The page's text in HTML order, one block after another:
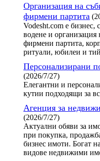
Организация на
фирмени партита
Vodesht.com е
водене и организация
фирмени партита,
ритуали, юбилеи и
Персонализирани
(2026/7/27)
Елегантни и
кутии подходящи за
Агенция за
(2026/7/27)
Актуални обяви за
при покупка,
бизнес имоти. Богат
видове недвижими